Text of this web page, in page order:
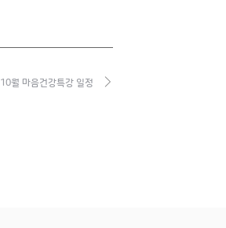
10월 마음건강특강 일정